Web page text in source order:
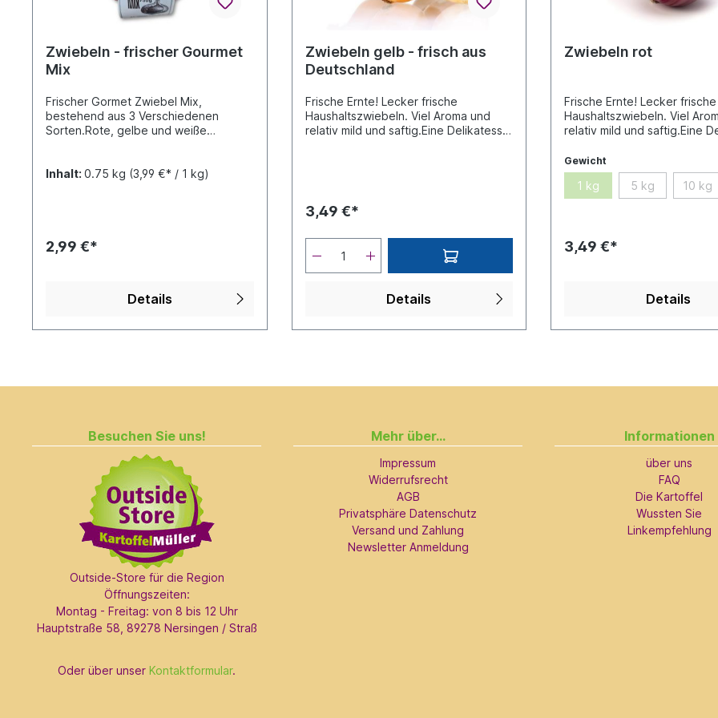
eignen sich als Beilage,
Vitamine ist sie für Baby-
Brei oder zum Mischen mit
Zwiebeln - frischer Gourmet
Mix
Frischer Gormet Zwiebel Mix,
bestehend aus 3 Verschiedenen
Sorten.Rote, gelbe und weiße
Inhalt: 0.75 kg (3,99 €* / 1 kg)
2,99 €*
Details
Zwiebeln gelb - frisch aus
Deutschland
Frische Ernte! Lecker frische
Haushaltszwiebeln. Viel Aroma und
relativ mild und saftig.Eine Delikatesse
3,49 €*
Details
Zwiebeln rot
Frische Ernte! Lecker frische
Haushaltszwiebeln. Viel
relativ mild und saftig.Eine
Gewicht
1 kg 5 kg 10 kg
3,49 €*
Details
Mehr über...
Impressum
Widerrufsrecht
AGB
Privatsphäre Datenschutz
Versand und Zahlung
Newsletter Anmeldung
Informationen
über uns
FAQ
Die Kartoffel
Wussten Sie
Linkempfehlung
Besuchen Sie uns!
Outside-Store für die Region
Öffnungszeiten:
Montag - Freitag: von 8 bis 12 Uhr
Hauptstraße 58, 89278 Nersingen / Straß
Oder über unser Kontaktformular.